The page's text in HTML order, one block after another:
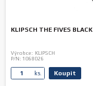
KLIPSCH THE FIVES BLACK
Výrobce: KLIPSCH
P/N: 1068026
ks. Koupit